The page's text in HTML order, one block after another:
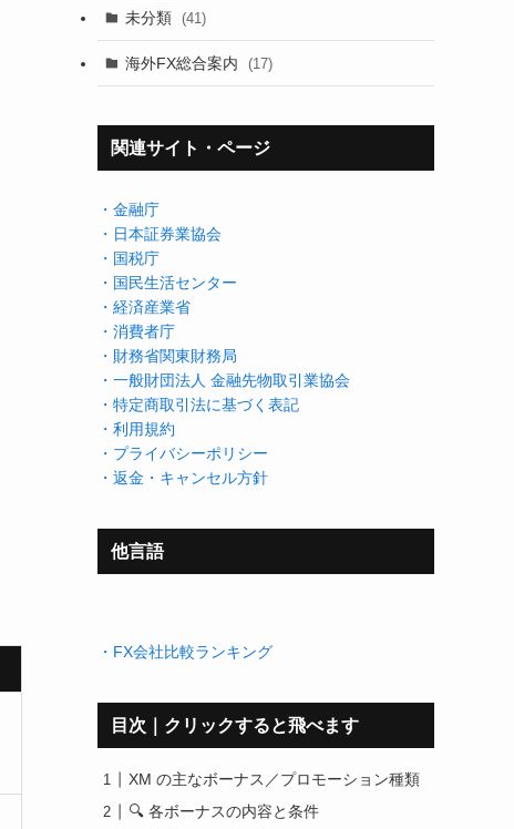
未分類 (41)
海外FX総合案内 (17)
関連サイト・ページ
・金融庁
・日本証券業協会
・国税庁
・国民生活センター
・経済産業省
・消費者庁
・財務省関東財務局
・一般財団法人 金融先物取引業協会
・特定商取引法に基づく表記
・利用規約
・プライバシーポリシー
・返金・キャンセル方針
他言語
・FX会社比較ランキング
目次｜クリックすると飛べます
XM の主なボーナス／プロモーション種類
🔍 各ボーナスの内容と条件